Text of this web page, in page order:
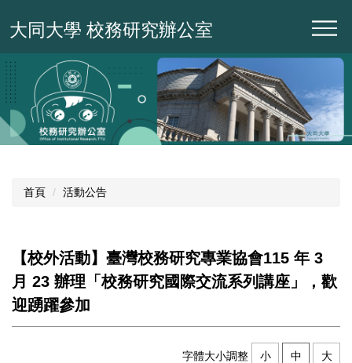
到
要
內
容
區
大同大學 校務研究辦公室
首頁 活動公告
【校外活動】臺灣校務研究專業協會115 年 3
月 23 辦理「校務研究國際交流系列講座」，歡
迎踴躍參加
字體大小調整 小 中
大